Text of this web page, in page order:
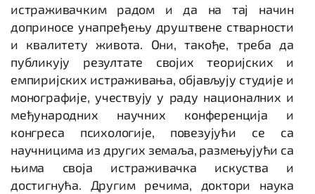
истраживачким радом и да на тај начин
доприносе унапређењу друштвене стварности
и квалитету живота. Они, такође, треба да
публикују резултате својих теоријских и
емпиријских истраживања, објављују студије и
монографије, учествују у раду националних и
међународних научних конференција и
конгреса психологије, повезујући се са
научницима из других земаља, размењујући са
њима своја истраживачка искуства и
достигнућа. Другим речима, доктори наука